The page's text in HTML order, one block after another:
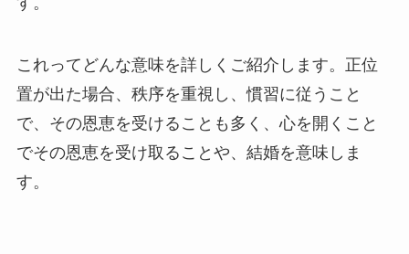
これってどんな意味を詳しくご紹介します。正位
置が出た場合、秩序を重視し、慣習に従うこと
で、その恩恵を受けることも多く、心を開くこと
でその恩恵を受け取ることや、結婚を意味しま
す。